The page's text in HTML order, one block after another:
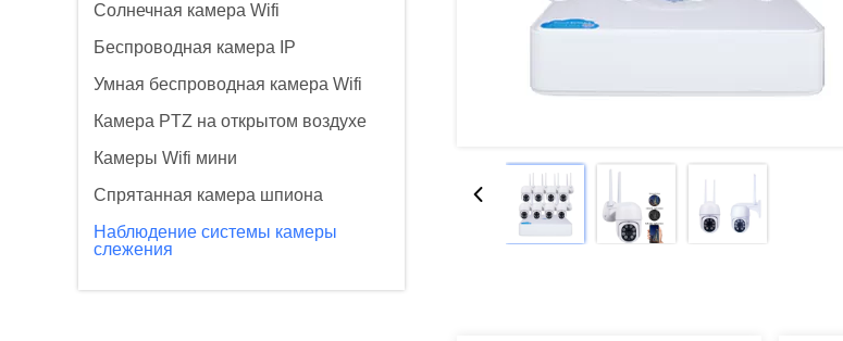
Солнечная камера Wifi
Беспроводная камера IP
Умная беспроводная камера Wifi
Камера PTZ на открытом воздухе
Камеры Wifi мини
Спрятанная камера шпиона
Наблюдение системы камеры
слежения